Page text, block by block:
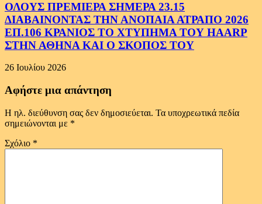
ΟΛΟΥΣ ΠΡΕΜΙΕΡΑ ΣΗΜΕΡΑ 23.15
ΔΙΑΒΑΙΝΟΝΤΑΣ ΤΗΝ ΑΝΟΠΑΙΑ ΑΤΡΑΠΟ 2026
ΕΠ.106 ΚΡΑΝΙΟΣ ΤΟ ΧΤΥΠΗΜΑ ΤΟΥ HAARP
ΣΤΗΝ ΑΘΗΝΑ ΚΑΙ Ο ΣΚΟΠΟΣ ΤΟΥ
26 Ιουλίου 2026
Αφήστε μια απάντηση
Η ηλ. διεύθυνση σας δεν δημοσιεύεται. Τα υποχρεωτικά πεδία
σημειώνονται με *
Σχόλιο *